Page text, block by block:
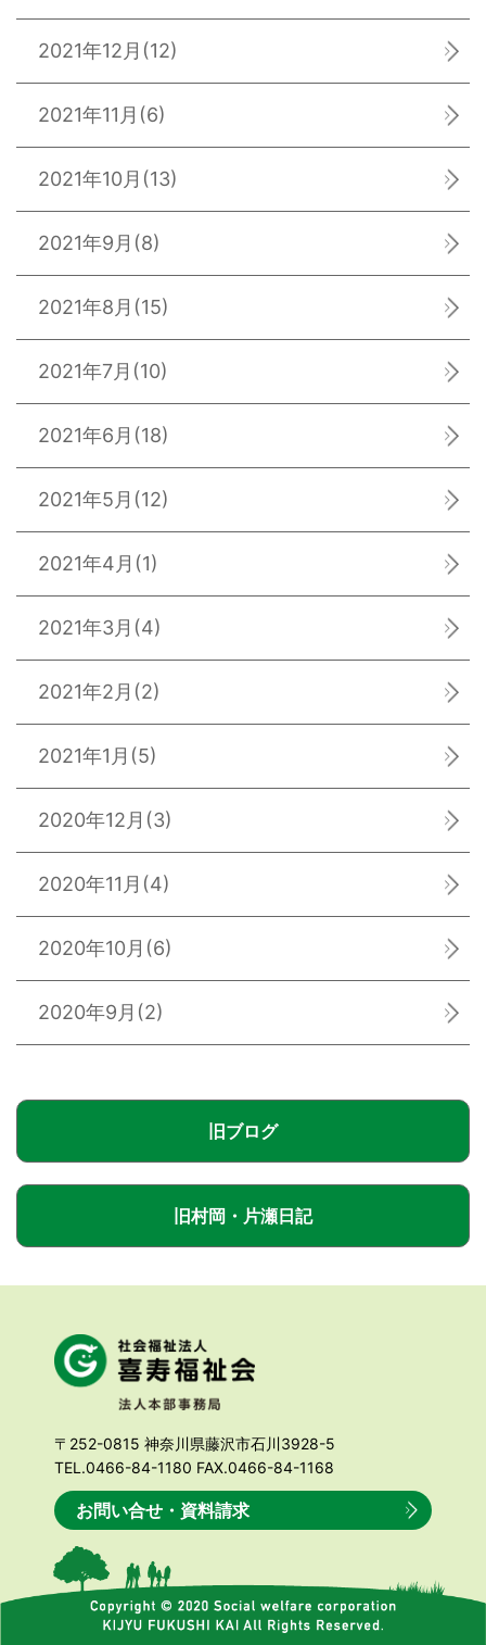
2021年12月 (12)
2021年11月 (6)
2021年10月 (13)
2021年9月 (8)
2021年8月 (15)
2021年7月 (10)
2021年6月 (18)
2021年5月 (12)
2021年4月 (1)
2021年3月 (4)
2021年2月 (2)
2021年1月 (5)
2020年12月 (3)
2020年11月 (4)
2020年10月 (6)
2020年9月 (2)
旧ブログ
旧村岡・片瀬日記
〒252-0815 神奈川県藤沢市石川3928-5
TEL.0466-84-1180 FAX.0466-84-1168
お問い合せ・資料請求